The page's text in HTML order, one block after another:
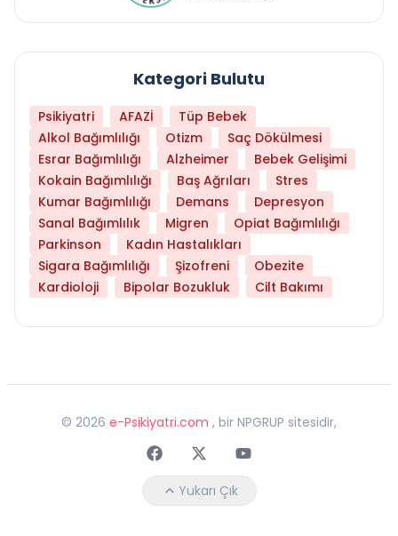
Kategori Bulutu
Psikiyatri AFAZİ
Tüp Bebek
Alkol Bağımlılığı
Otizm
Saç Dökülmesi
Esrar Bağımlılığı
Alzheimer
Bebek Gelişimi
Kokain Bağımlılığı
Baş Ağrıları
Stres
Kumar Bağımlılığı
Demans
Depresyon
Sanal Bağımlılık
Migren
Opiat Bağımlılığı
Parkinson
Kadın Hastalıkları
Sigara Bağımlılığı
Şizofreni
Obezite
Kardioloji
Bipolar Bozukluk Cilt Bakımı
© 2026 e-Psikiyatri.com , bir NPGRUP sitesidir,
FaceebokTwitterYoutube
Yukarı Çık